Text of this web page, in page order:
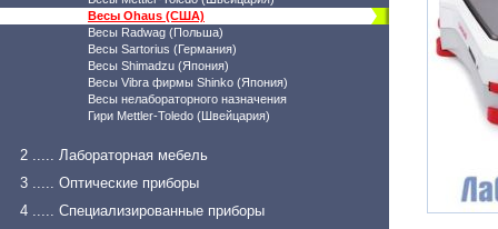
Весы Ohaus (США)
Весы Radwag (Польша)
Весы Sartorius (Германия)
Весы Shimadzu (Япония)
Весы Vibra фирмы Shinko (Япония)
Весы нелабораторного назначения
Гири Mettler-Toledo (Швейцария)
2 ..... Лабораторная мебель
3 ..... Оптические приборы
4 ..... Специализированные приборы